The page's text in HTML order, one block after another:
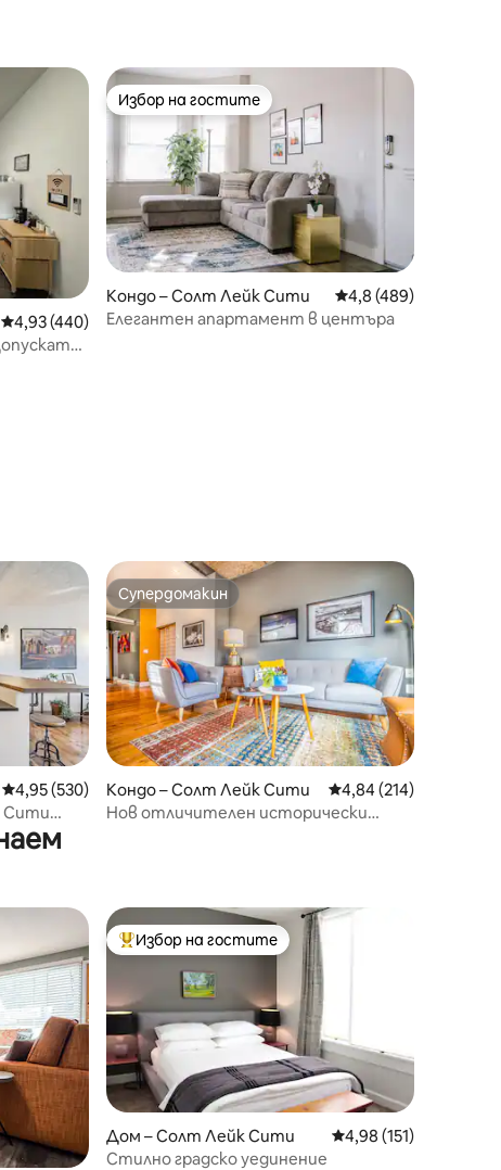
Средна оценка: 4,93 от 5, 440 отзива
4,93 (440)
Избор на гостите
Избор на гостите
Кондо – Солт Лейк Сити Средна оценка: 4,8
4,8 (489)
Елегантен апартамент в центъра
Средна оценка: 4,95 от 5, 530 отзива
4,95 (530)
Сити
+
Супердомакин
Супердомакин
Кондо – Солт Лейк Сити Средна оценка: 4,84
4,84 (214)
Нов отличителен исторически
Най-популярен избор на гостите
Избор на гостите
Дом – Солт Лейк Сити Средна оценка: 4,98
4,98 (151)
Стилно градско уединение